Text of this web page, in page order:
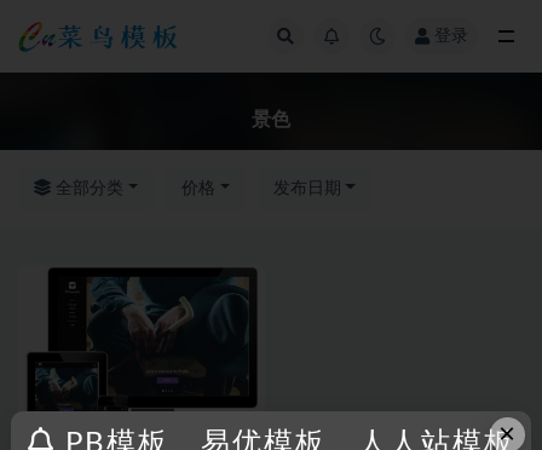
登录
景色
全部分类 价格 发布日期
×
PB模板、易优模板、人人站模板